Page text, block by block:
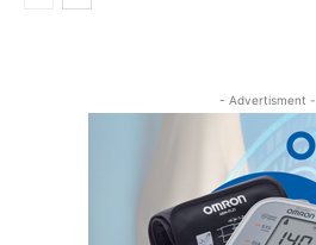
- Advertisment -